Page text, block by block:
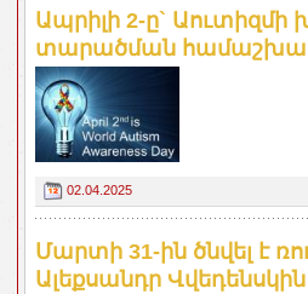
Ապրիլի 2-ը` Աուտիզմի
տարածման
02.04.2025
Մարտի 31-ին ծնվել է
Ալեքսանդր Վվեդենսկին